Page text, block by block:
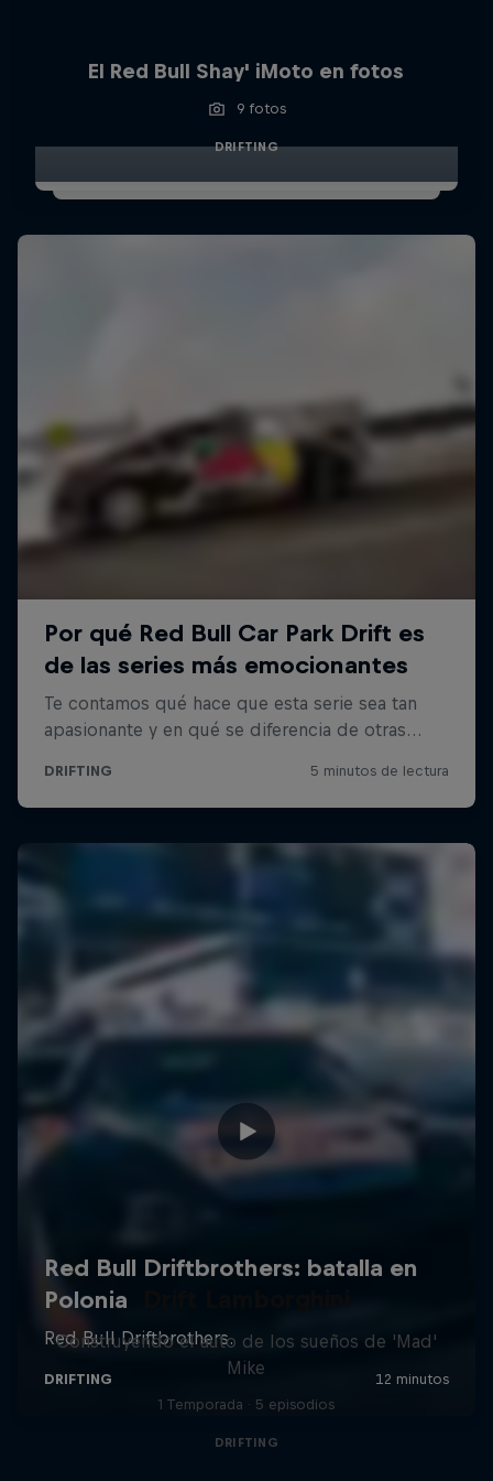
El Red Bull Shay' iMoto en fotos
9 fotos
DRIFTING
Construyendo el auto de los sueños de 'Mad'
Mike
1 Temporada · 5 episodios
DRIFTING